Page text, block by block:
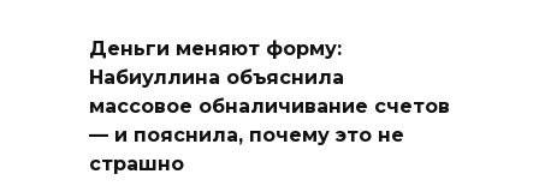
Деньги меняют форму:
Набиуллина объяснила
массовое обналичивание счетов
— и пояснила, почему это не
страшно